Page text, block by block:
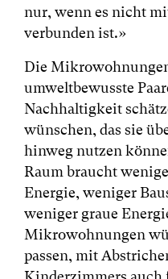
nur, wenn es nicht
verbunden ist.»
Die
umweltbewusste
Nachhaltigkeit
wünschen, das sie
hinweg nutzen
Raum braucht
Energie, weniger
weniger graue
Mikrowohnungen
passen, mit